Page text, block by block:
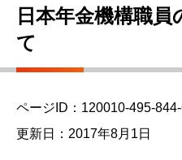
日本年金機構職
て
ページID：120010-495-
更新日：2017年8月1日